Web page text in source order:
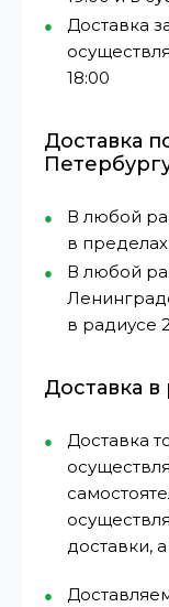
Доставка
18:00
Доставка
В любой
в
В любой
в радиусе
Доставка
Доставка
доставки,